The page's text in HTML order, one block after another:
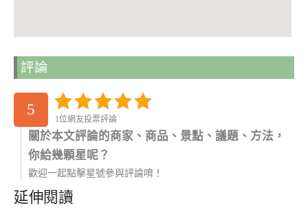
評論
5
1位網友投票評論
關於本文評論的商家、商品、景點、議題、方法，
你給幾顆星呢？
歡迎一起點擊星號參與評論唷！
延伸閱讀